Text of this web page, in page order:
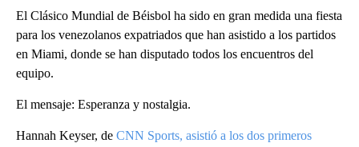
El Clásico Mundial de Béisbol ha sido en gran medida una fiesta
para los venezolanos expatriados que han asistido a los partidos
en Miami, donde se han disputado todos los encuentros del
equipo.
El mensaje: Esperanza y nostalgia.
Hannah Keyser, de CNN Sports, asistió a los dos primeros